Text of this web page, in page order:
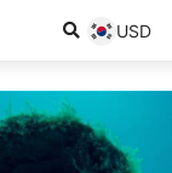
USD